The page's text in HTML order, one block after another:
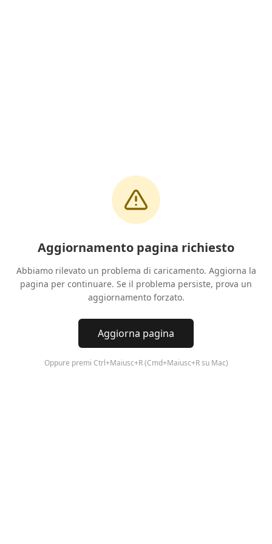
Aggiornamento pagina richiesto
Abbiamo rilevato un problema di caricamento. Aggiorna la
pagina per continuare. Se il problema persiste, prova un
aggiornamento forzato.
Aggiorna pagina
Oppure premi Ctrl+Maiusc+R (Cmd+Maiusc+R su Mac)